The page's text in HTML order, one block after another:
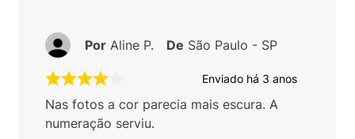
Enviado há 3 anos
Nas fotos a cor parecia mais escura. A
numeração serviu.
Por Aline P. De São Paulo - SP